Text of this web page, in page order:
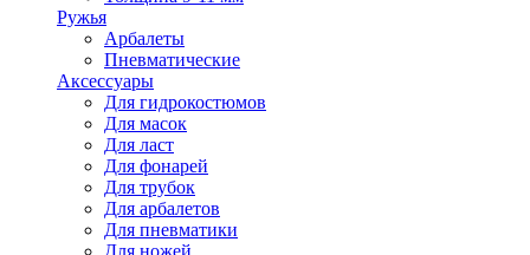
Ружья
Арбалеты
Пневматические
Аксессуары
Для гидрокостюмов
Для масок
Для ласт
Для фонарей
Для трубок
Для арбалетов
Для пневматики
Для ножей